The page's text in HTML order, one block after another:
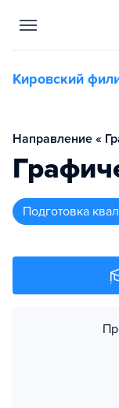
Кировский
Направление «
подготовка